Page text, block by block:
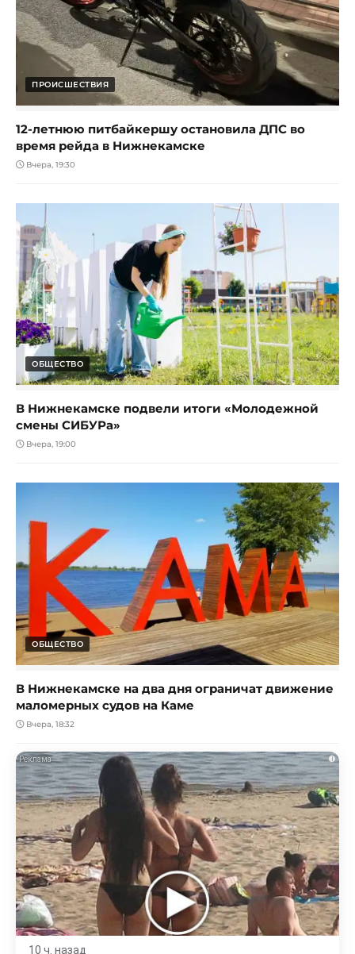
ПРОИСШЕСТВИЯ
12-летнюю питбайкершу остановила ДПС во
время рейда в Нижнекамске
Вчера, 19:30
ОБЩЕСТВО
В Нижнекамске подвели итоги «Молодежной
смены СИБУРа»
Вчера, 19:00
ОБЩЕСТВО
В Нижнекамске на два дня ограничат движение
маломерных судов на Каме
Вчера, 18:32
i
10 ч. назад